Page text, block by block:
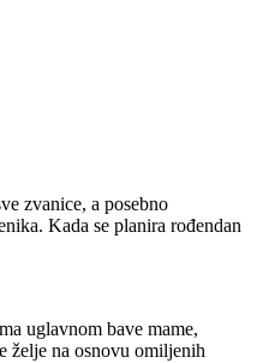
zvanice, a posebno
Kada se planira rođendan
uglavnom bave mame,
želje na osnovu omiljenih